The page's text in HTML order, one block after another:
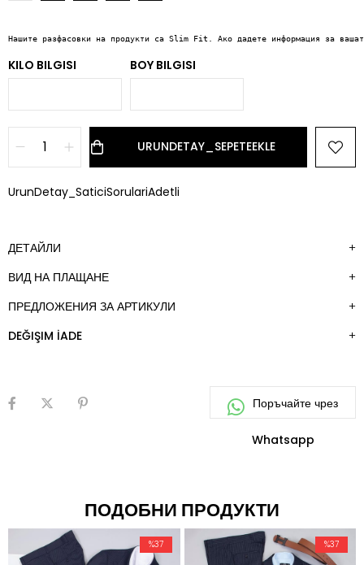
Нашите разфасовки на продукти са Slim Fit. Ако дадете информация за
KILO BILGISI BOY BILGISI
UrunDetay_SaticiSorulariAdetli
ДЕТАЙЛИ
ВИД НА ПЛАЩАНЕ
ПРЕДЛОЖЕНИЯ ЗА АРТИКУЛИ
DEĞIŞIM İADE
ПОДОБНИ ПРОДУКТИ
%37 %37